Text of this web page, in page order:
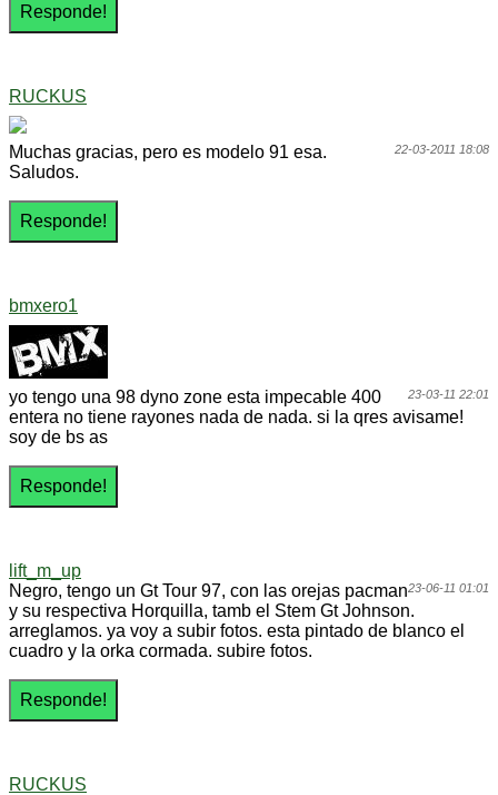
RUCKUS
22-03-2011 18:08
Muchas gracias, pero es modelo 91 esa.
Saludos.
bmxero1
23-03-11 22:01
yo tengo una 98 dyno zone esta impecable 400
entera no tiene rayones nada de nada. si la qres avisame!
soy de bs as
lift_m_up
23-06-11 01:01
Negro, tengo un Gt Tour 97, con las orejas pacman
y su respectiva Horquilla, tamb el Stem Gt Johnson.
arreglamos. ya voy a subir fotos. esta pintado de blanco el
cuadro y la orka cormada. subire fotos.
RUCKUS